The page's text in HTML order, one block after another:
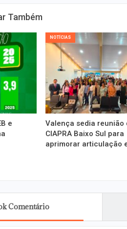
Também
e
NOTÍCIAS
Valença sedia reunião
CIAPRA Baixo Sul para
aprimorar articulação
Comentário